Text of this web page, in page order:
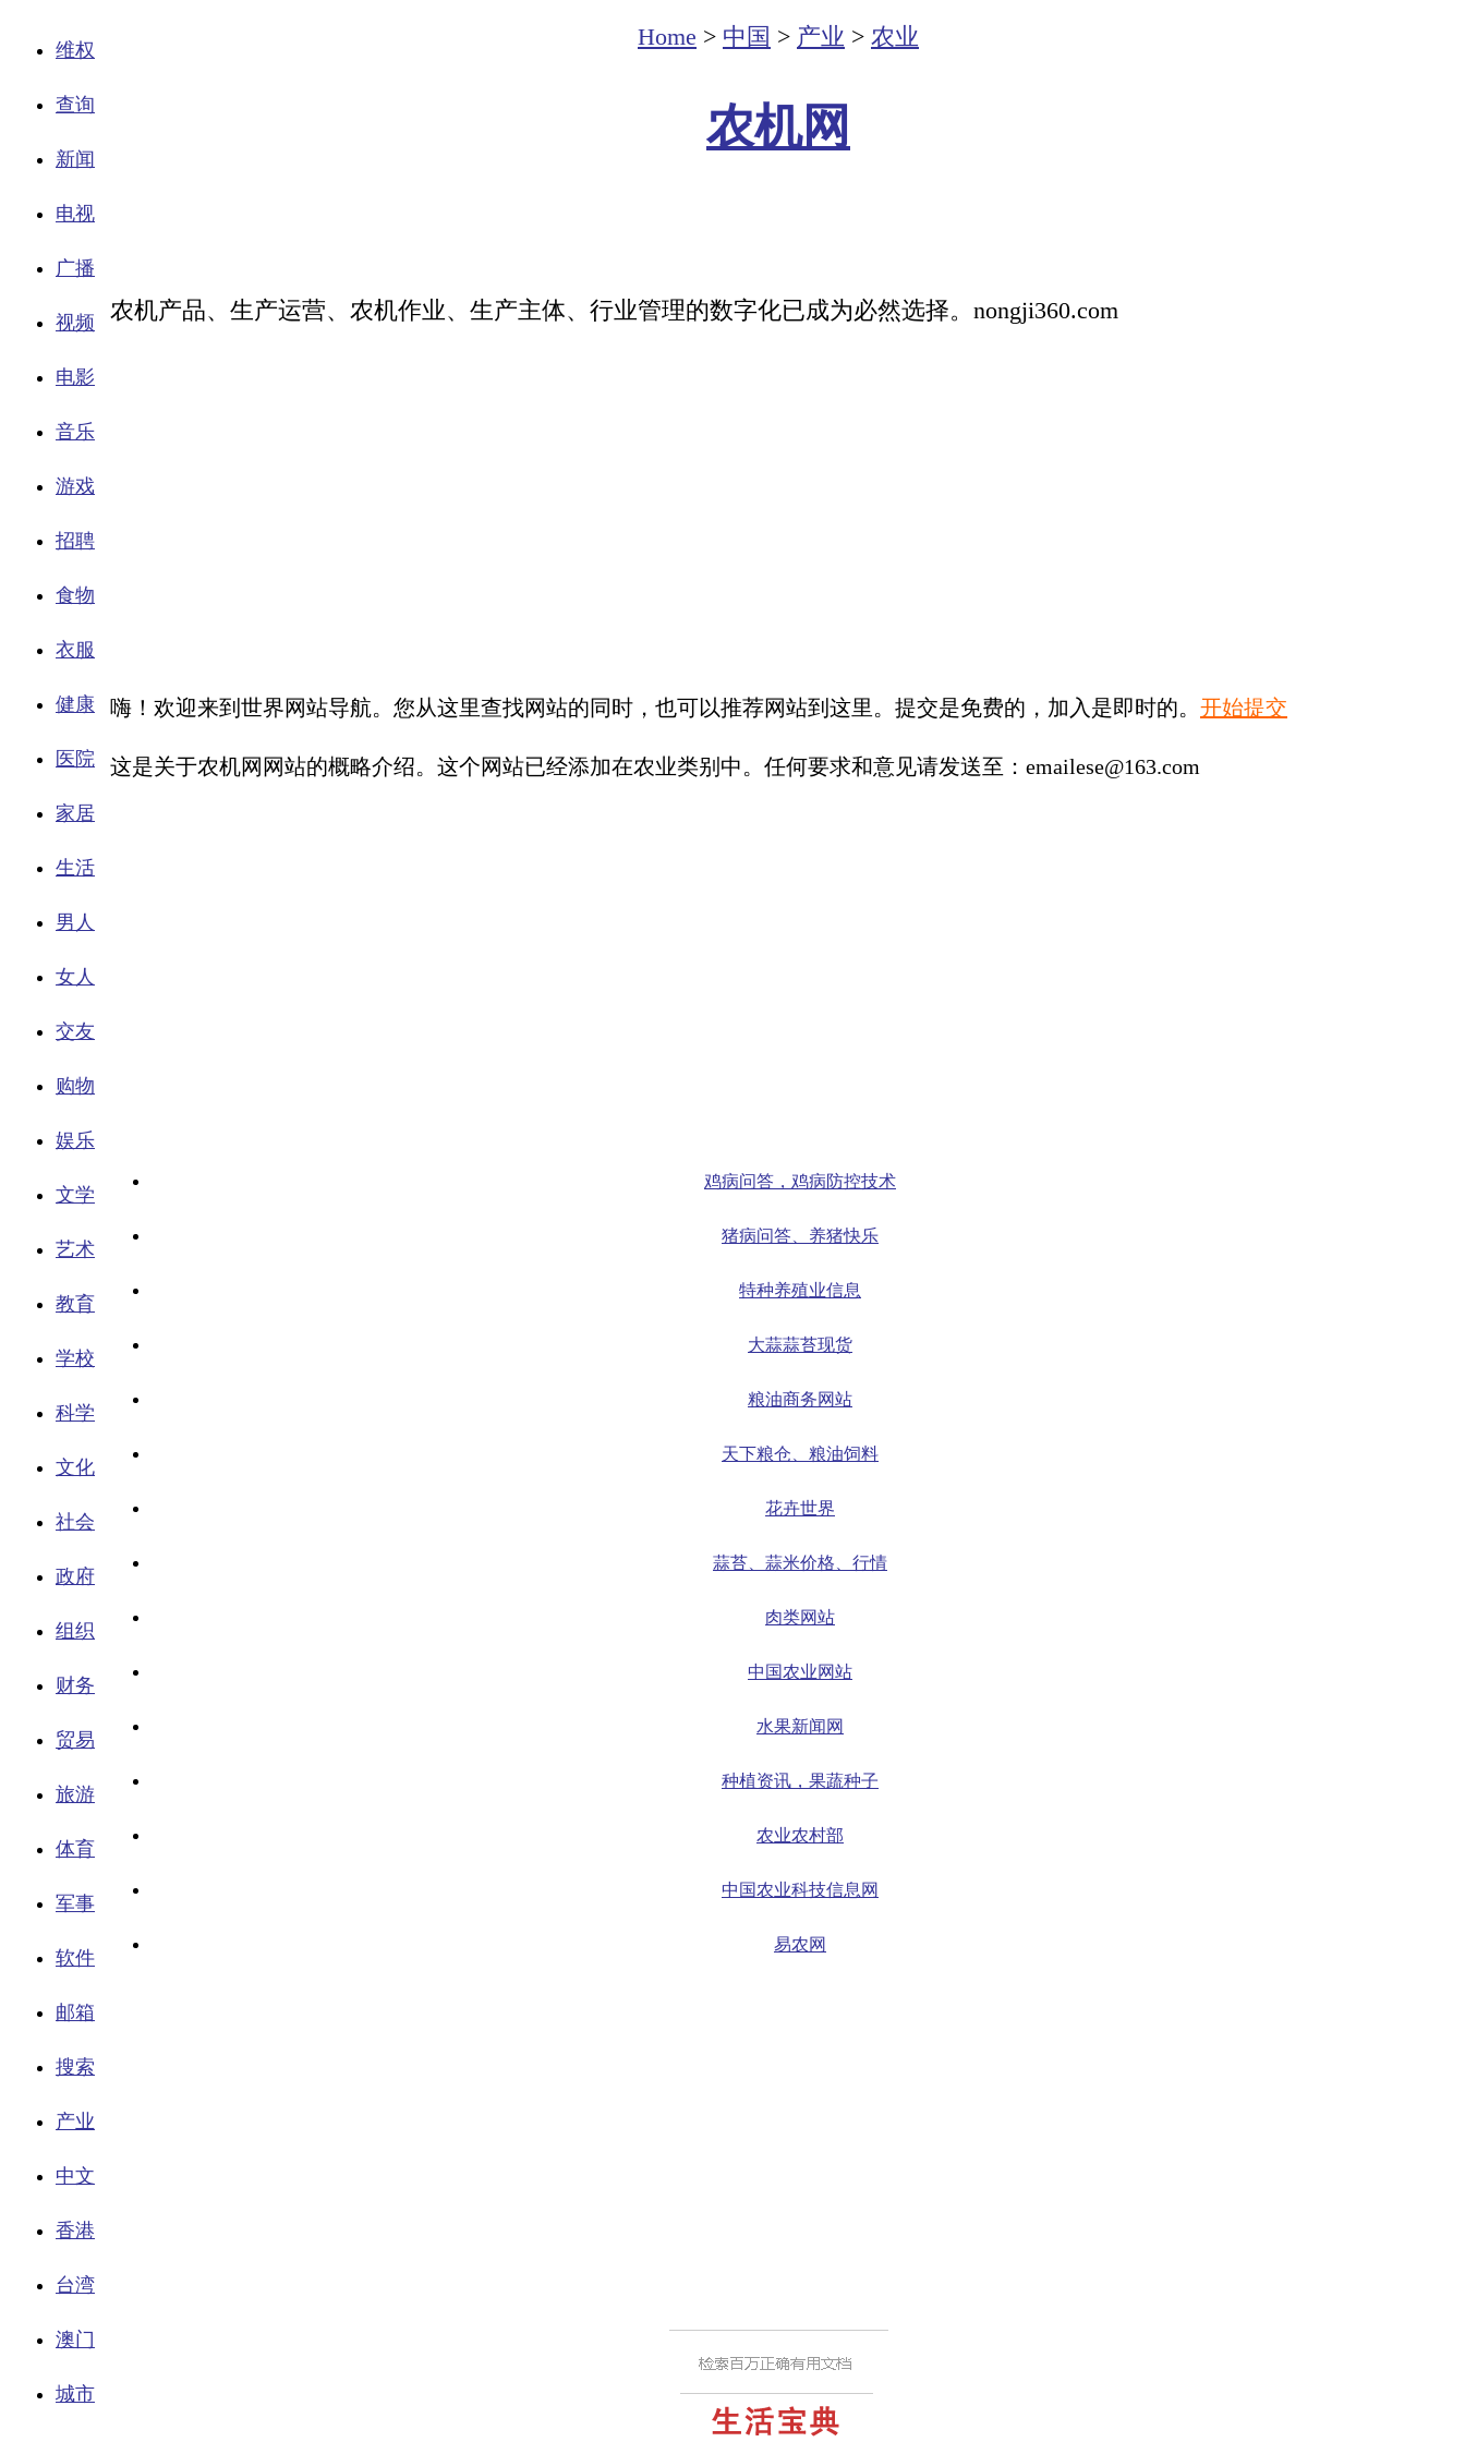
维权
查询
新闻
电视
广播
视频
电影
音乐
游戏
招聘
食物
衣服
健康
医院
家居
生活
男人
女人
交友
购物
娱乐
文学
艺术
教育
学校
科学
文化
社会
政府
组织
财务
贸易
旅游
体育
军事
软件
邮箱
搜索
产业
中文
香港
台湾
澳门
城市
Home > 中国 > 产业 > 农业
农机网
农机产品、生产运营、农机作业、生产主体、行业管理的数字化已成为必然选择。nongji360.com
嗨！欢迎来到世界网站导航。您从这里查找网站的同时，也可以推荐网站到这里。提交是免费的，加入是即时的。 开始提交
这是关于农机网网站的概略介绍。这个网站已经添加在农业类别中。任何要求和意见请发送至：emailese@163.com
鸡病问答，鸡病防控技术
猪病问答、养猪快乐
特种养殖业信息
大蒜蒜苔现货
粮油商务网站
天下粮仓、粮油饲料
花卉世界
蒜苔、蒜米价格、行情
肉类网站
中国农业网站
水果新闻网
种植资讯，果蔬种子
农业农村部
中国农业科技信息网
易农网